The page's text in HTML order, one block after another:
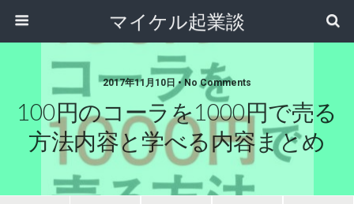
マイケル起業談
2017年11月10日 • No Comments
100円のコーラを1000円で売る
方法内容と学べる内容まとめ